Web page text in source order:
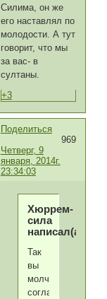
Силима, он же
его наставлял по
молодости. А тут
говорит, что мы
за вас- в
султаны.
+3
Поделиться
969
Четверг, 9
января, 2014г.
23:34:03
Хюррем-
сила
написал(а):
Так
вы
молча
соглашаетесь,а